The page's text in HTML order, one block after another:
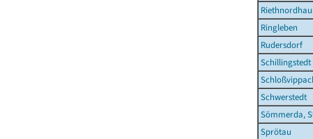
Ringleben
Rudersdorf
Schillingstedt
Schwerstedt
Sömmerda,
Sprötau